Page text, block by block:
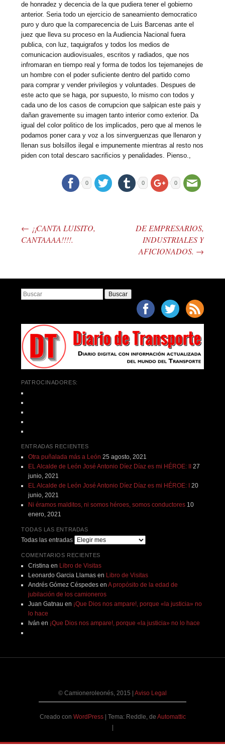
de honradez y decencia de la que pudiera tener el gobierno
anterior. Seria todo un ejercicio de saneamiento democratico
puro y duro que la comparecencia de Luis Barcenas ante el
juez que lleva su proceso en la Audiencia Nacional fuera
publica, con luz, taquigrafos y todos los medios de
comunicacion audiovisuales, escritos y radiados, que nos
infromaran en tiempo real y forma de todos los tejemanejes de
un hombre con el poder suficiente dentro del partido como
para comprar y vender privilegios y voluntades. Despues de
este acto que se haga, por supuesto, lo mismo con todos y
cada uno de los casos de corrupcion que salpican este pais y
dañan gravemente su imagen tanto interior como exterior. Da
igual del color politico de los implicados, pero que al menos le
podamos poner cara y voz a los sinverguenzas que llenaron y
llenan sus bolsillos ilegal e impunemente mientras al resto nos
piden con total descaro sacrificios y penalidades. Pienso.,
0 0 0
Post navigation
← ¡¡CANTA LUISITO,
CANTAAAA!!!!.
DE EMPRESARIOS,
INDUSTRIALES Y
AFICIONADOS. →
Buscar
PATROCINADORES:
ENTRADAS RECIENTES
Otra puñalada más a León 25 agosto, 2021
EL Alcalde de León José Antonio Díez Díaz es mi HÉROE: II
27
junio, 2021
EL Alcalde de León José Antonio Díez Díaz es mi HÉROE: I
20
junio, 2021
Ni éramos malditos, ni somos héroes, somos conductores 10
enero, 2021
TODAS LAS ENTRADAS
Todas las entradas
COMENTARIOS RECIENTES
Cristinaen Libro de Visitas
Leonardo Garcia Llamasen Libro de Visitas
Andrés Gómez Céspedesen A propósito de la edad de
jubilación de los camioneros
Juan Gatnau en ¡Que Dios nos ampare!, porque «la justicia» no
lo hace
Iván en ¡Que Dios nos ampare!, porque «la justicia» no lo hace
© Camioneroleonés, 2015 | Aviso Legal
Creado con WordPress Tema: Reddle, de Automattic